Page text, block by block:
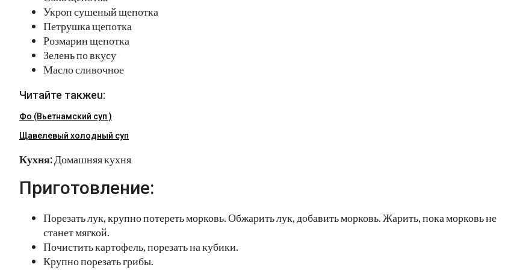
Укроп сушеный щепотка
Петрушка щепотка
Розмарин щепотка
Зелень по вкусу
Масло сливочное
Читайте такжеu:
Фо (Вьетнамский суп )
Щавелевый холодный суп
Кухня: Домашняя кухня
Приготовление:
Порезать лук, крупно потереть морковь. Обжарить лук, добавить морковь. Жарить, пока морковь не
станет мягкой.
Почистить картофель, порезать на кубики.
Крупно порезать грибы.